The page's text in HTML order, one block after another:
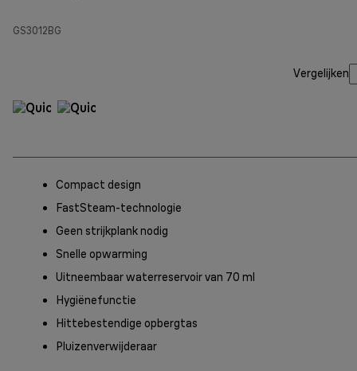
GS3012BG
Vergelijken
Compact design
FastSteam-technologie
Geen strijkplank nodig
Snelle opwarming
Uitneembaar waterreservoir van 70 ml
Hygiënefunctie
Hittebestendige opbergtas
Pluizenverwijderaar